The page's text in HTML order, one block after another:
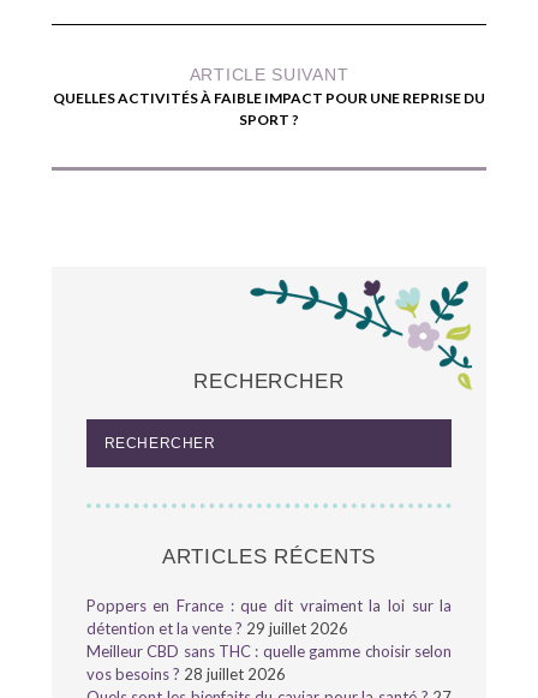
ARTICLE SUIVANT
QUELLES ACTIVITÉS À FAIBLE IMPACT POUR UNE REPRISE DU
SPORT ?
RECHERCHER
ARTICLES RÉCENTS
Poppers en France : que dit vraiment la loi sur la
détention et la vente ? 29 juillet 2026
Meilleur CBD sans THC : quelle gamme choisir selon
vos besoins ? 28 juillet 2026